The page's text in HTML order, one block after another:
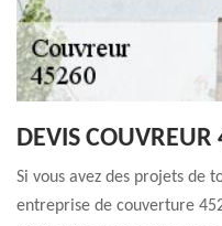
DEVIS
Si vous avez des projets de
entreprise de couverture